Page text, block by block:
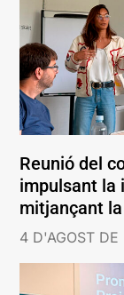
Reunió del
impulsant la
mitjançant
4 D'AGOST